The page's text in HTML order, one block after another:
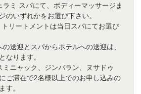
ミ スパにて、ボディーマッサージま
のいずれかをお選び下さい。
リートメントは当日スパにてお選び
送迎とスパからホテルへの送迎は、
なります。
ミニャック、ジンバラン、ヌサドゥ
ご滞在で2名様以上でのお申し込みの
す。